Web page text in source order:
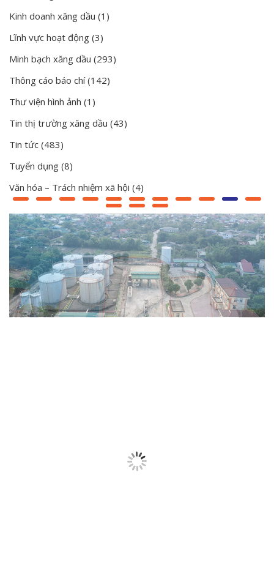
Kinh doanh xăng dầu (1)
Lĩnh vực hoạt động (3)
Minh bạch xăng dầu (293)
Thông cáo báo chí(142)
Thư viện hình ảnh (1)
Tin thị trường xăng dầu (43)
Tin tức (483)
Tuyển dụng (8)
Văn hóa – Trách nhiệm xã hội (4)